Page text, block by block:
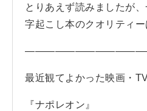
とりあえず読みましたが
字起こし本のクオリティー
最近観てよかった映画・
『ナポレオン』